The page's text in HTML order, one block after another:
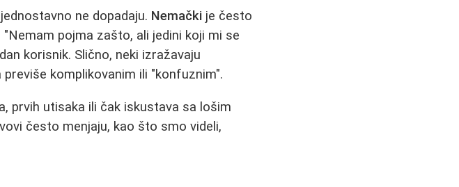
ne dopadaju. Nemački je često
pojma zašto, ali jedini koji mi se
korisnik. Slično, neki izražavaju
komplikovanim ili "konfuznim".
prvih utisaka ili čak iskustava sa lošim
često menjaju, kao što smo videli,